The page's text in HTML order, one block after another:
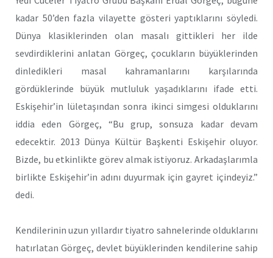
kadar 50’den fazla vilayette gösteri yaptıklarını söyledi.
Dünya klasiklerinden olan masalı gittikleri her ilde
sevdirdiklerini anlatan Görgeç, çocukların büyüklerinden
dinledikleri masal kahramanlarını karşılarında
gördüklerinde büyük mutluluk yaşadıklarını ifade etti.
Eskişehir’in lületaşından sonra ikinci simgesi olduklarını
iddia eden Görgeç, “Bu grup, sonsuza kadar devam
edecektir. 2013 Dünya Kültür Başkenti Eskişehir oluyor.
Bizde, bu etkinlikte görev almak istiyoruz. Arkadaşlarımla
birlikte Eskişehir’in adını duyurmak için gayret içindeyiz.”
dedi.
Kendilerinin uzun yıllardır tiyatro sahnelerinde olduklarını
hatırlatan Görgeç, devlet büyüklerinden kendilerine sahip